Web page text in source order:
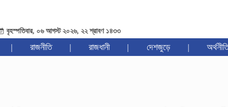
বৃহস্পতিবার, ০৬ আগস্ট ২০২৬, ২২ শ্রাবণ ১৪৩৩
| রাজনীতি | রাজধানী | দেশজুড়ে |